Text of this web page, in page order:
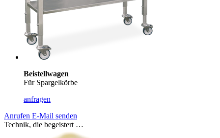
Beistellwagen
Für Spargelkörbe
anfragen
Anrufen E-Mail senden
Technik, die begeistert …